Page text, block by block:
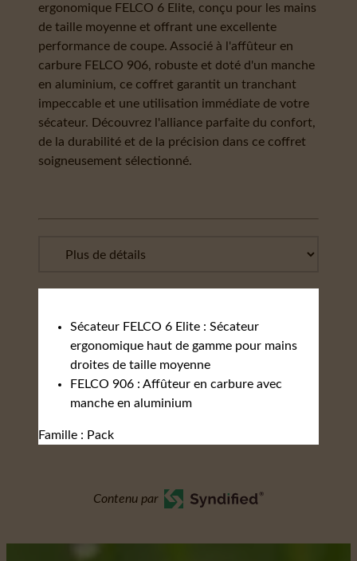
ergonomique FELCO 6 Elite, conçu pour les mains
de taille moyenne et offrant une excellente
performance de coupe. Associé à l'affûteur en
carbure FELCO 906, robuste et doté d'un manche
en aluminium, ce coffret garantit un tranchant
impeccable et une utilisation immédiate de votre
sécateur. Découvrez l'alliance parfaite du confort,
de la durabilité et de la précision dans ce coffret
soigneusement sélectionné.
Sécateur FELCO 6 Elite : Sécateur
ergonomique haut de gamme pour mains
droites de taille moyenne
FELCO 906 : Affûteur en carbure avec
manche en aluminium
Famille : Pack
Contenu par